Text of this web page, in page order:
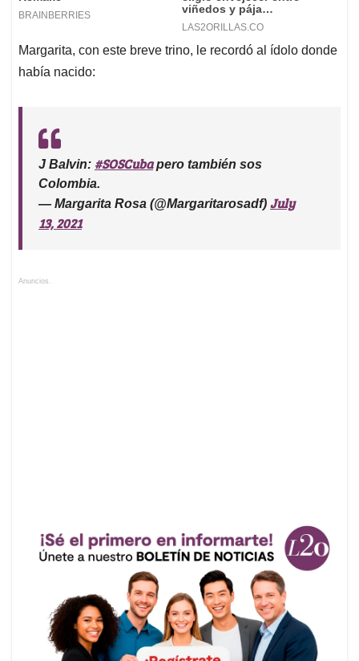
Margarita, con este breve trino, le recordó al ídolo donde
había nacido:
J Balvin: #SOSCubapero también sos
Colombia.
— Margarita Rosa (@Margaritarosadf) July
13, 2021
Anuncios.